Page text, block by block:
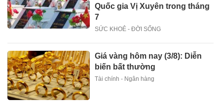
Quốc gia Vị Xuyên trong tháng
7
SỨC KHOẺ - ĐỜI SỐNG
Giá vàng hôm nay (3/8): Diễn
biến bất thường
Tài chính - Ngân hàng